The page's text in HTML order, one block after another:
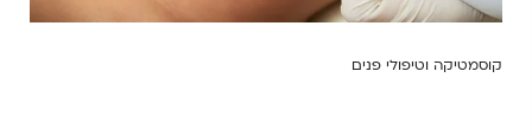
קוסמטיקה וטיפולי פנים